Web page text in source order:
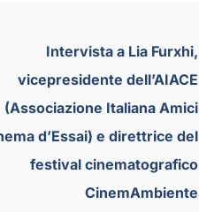
Intervista a Lia Furxhi,
vicepresidente dell’AIACE
(Associazione Italiana Amici
d’Essai) e direttrice del
festival cinematografico
CinemAmbiente